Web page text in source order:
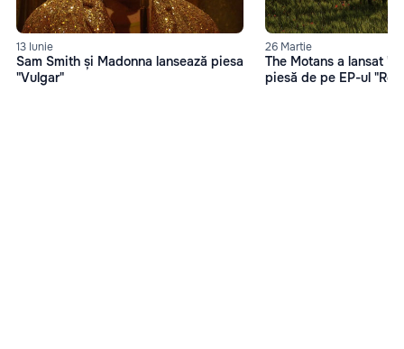
13 Iunie
Sam Smith și Madonna lansează piesa
"Vulgar"
26 Martie
The Motans a lansat
piesă de pe EP-ul